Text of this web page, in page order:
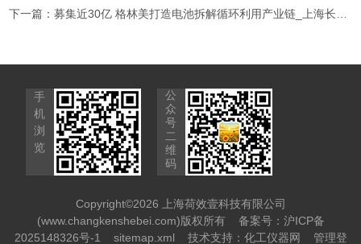
下一篇：募集近30亿 格林美打造电池拆解循环利用产业链_上海长肯供
手
机
浏
览
公
众
号
二
维
码
Copyright©2026 上海荷效壹科技有限公司
(www.changkenshebei.com)版权所有 备案号：沪ICP备
2025148326号-1
sitemap.xml 技术支持： 化工仪器网 管理登